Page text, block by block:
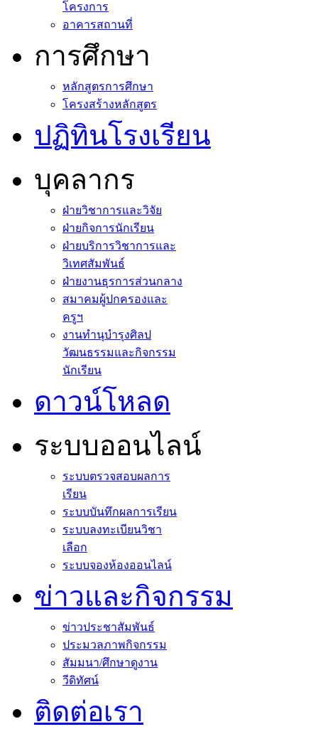
โครงการ
อาคารสถานที่
การศึกษา
หลักสูตรการศึกษา
โครงสร้างหลักสูตร
ปฏิทินโรงเรียน
บุคลากร
ฝ่ายวิชาการและวิจัย
ฝ่ายกิจการนักเรียน
ฝ่ายบริการวิชาการและ
วิเทศสัมพันธ์
ฝ่ายงานธุรการส่วนกลาง
สมาคมผู้ปกครองและ
ครูฯ
งานทำนุบำรุงศิลป
วัฒนธรรมและกิจกรรม
นักเรียน
ดาวน์โหลด
ระบบออนไลน์
ระบบตรวจสอบผลการ
เรียน
ระบบบันทึกผลการเรียน
ระบบลงทะเบียนวิชา
เลือก
ระบบจองห้องออนไลน์
ข่าวและกิจกรรม
ข่าวประชาสัมพันธ์
ประมวลภาพกิจกรรม
สัมมนา/ศึกษาดูงาน
วีดิทัศน์
ติดต่อเรา